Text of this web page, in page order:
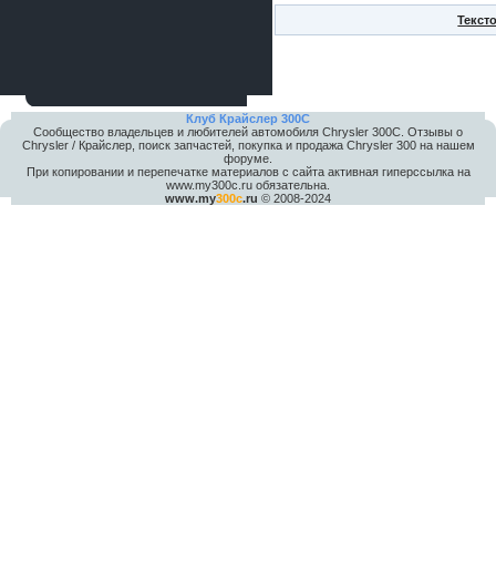
Клуб Крайслер 300C
Сообщество владельцев и любителей автомобиля Chrysler 300С. Отзывы о
Chrysler / Крайслер, поиск запчастей, покупка и продажа Chrysler 300 на нашем
форуме.
При копировании и перепечатке материалов с сайта активная гиперссылка на
www.my300c.ru обязательна.
www.my300c.ru © 2008-2024